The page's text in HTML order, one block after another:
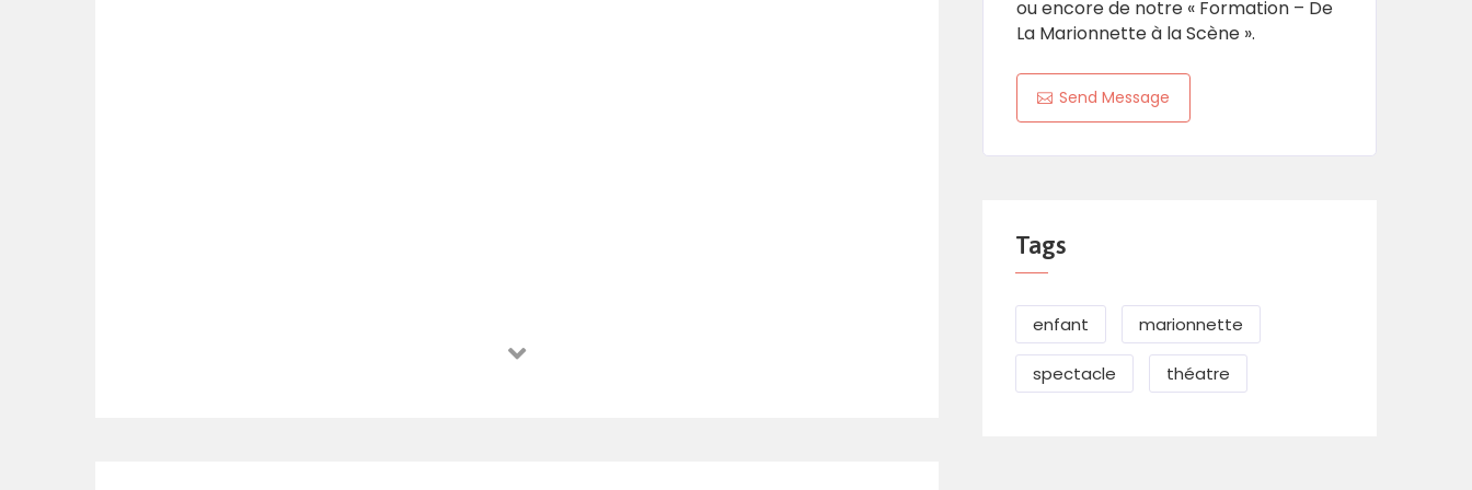
ou encore de notre « Formation – De
La Marionnette à la Scène ».
Send Message
Tags
enfant marionnette
spectacle théatre